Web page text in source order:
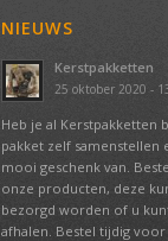
NIEUWS
Kerstpakketten
25 oktober 2020 -
Heb je al Kerstpakketten
pakket zelf samenstellen
mooi geschenk van.
onze producten, deze
bezorgd worden of u
afhalen. Bestel tijdig voor